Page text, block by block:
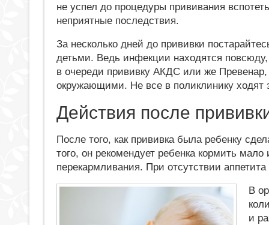
не успел до процедуры прививания
неприятные последствия.
За несколько дней до прививки
детьми. Ведь инфекции находятся
в очереди прививку АКДС или же
окружающими. Не все в поликлинику ходят
Действия после
После того, как прививка была ребенку
того, он рекомендует ребенка кормить
перекармливания. При отсутствии
В
и